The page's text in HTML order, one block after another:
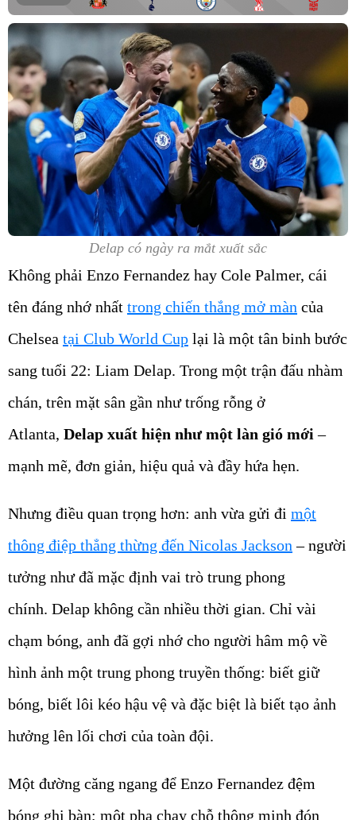
Delap có ngày ra mắt xuất sắc
Không phải Enzo Fernandez hay Cole Palmer, cái
tên đáng nhớ nhất trong chiến thắng mở màn của
Chelsea tại Club World Cup lại là một tân binh bước
sang tuổi 22: Liam Delap. Trong một trận đấu nhàm
chán, trên mặt sân gần như trống rỗng ở
Atlanta, Delap xuất hiện như một làn gió mới –
mạnh mẽ, đơn giản, hiệu quả và đầy hứa hẹn.
Nhưng điều quan trọng hơn: anh vừa gửi đi một
thông điệp thẳng thừng đến Nicolas Jackson – người
tưởng như đã mặc định vai trò trung phong
chính. Delap không cần nhiều thời gian. Chỉ vài
chạm bóng, anh đã gợi nhớ cho người hâm mộ về
hình ảnh một trung phong truyền thống: biết giữ
bóng, biết lôi kéo hậu vệ và đặc biệt là biết tạo ảnh
hưởng lên lối chơi của toàn đội.
Một đường căng ngang để Enzo Fernandez đệm
bóng ghi bàn; một pha chạy chỗ thông minh đón